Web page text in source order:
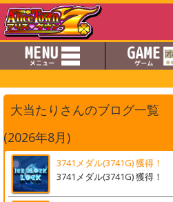
大当たりさんのブログ一覧
(2026年8月)
3741メダル(3741G) 獲得！
3741メダル(3741G) 獲得！